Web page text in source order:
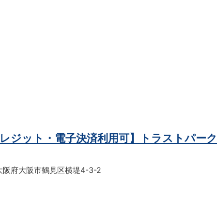
レジット・電子決済利用可】トラストパー
阪府大阪市鶴見区横堤4-3-2